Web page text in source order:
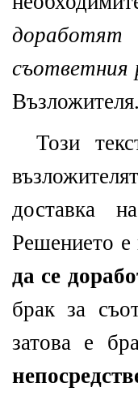
съответния
Този
доставка
Решението е
да се
брак за
затова е